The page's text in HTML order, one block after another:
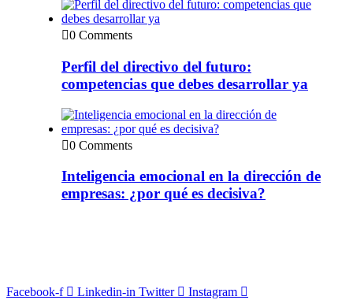
0 Comments
Perfil del directivo del futuro:
competencias que debes desarrollar ya
0 Comments
Inteligencia emocional en la dirección de
empresas: ¿por qué es decisiva?
Facebook-f Linkedin-in Twitter Instagram